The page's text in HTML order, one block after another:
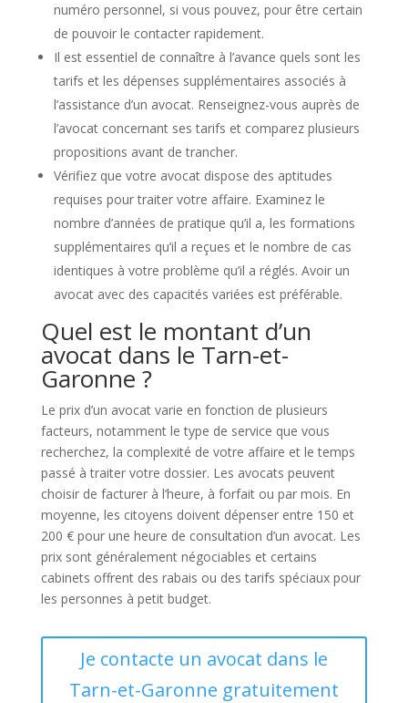
numéro personnel, si vous pouvez, pour être certain
de pouvoir le contacter rapidement.
Il est essentiel de connaître à l’avance quels sont les
tarifs et les dépenses supplémentaires associés à
l’assistance d’un avocat. Renseignez-vous auprès de
l’avocat concernant ses tarifs et comparez plusieurs
propositions avant de trancher.
Vérifiez que votre avocat dispose des aptitudes
requises pour traiter votre affaire. Examinez le
nombre d’années de pratique qu’il a, les formations
supplémentaires qu’il a reçues et le nombre de cas
identiques à votre problème qu’il a réglés. Avoir un
avocat avec des capacités variées est préférable.
Quel est le montant d’un
avocat dans le Tarn-et-
Garonne ?
Le prix d’un avocat varie en fonction de plusieurs
facteurs, notamment le type de service que vous
recherchez, la complexité de votre affaire et le temps
passé à traiter votre dossier. Les avocats peuvent
choisir de facturer à l’heure, à forfait ou par mois. En
moyenne, les citoyens doivent dépenser entre 150 et
200 € pour une heure de consultation d’un avocat. Les
prix sont généralement négociables et certains
cabinets offrent des rabais ou des tarifs spéciaux pour
les personnes à petit budget.
Je contacte un avocat dans le
Tarn-et-Garonne gratuitement